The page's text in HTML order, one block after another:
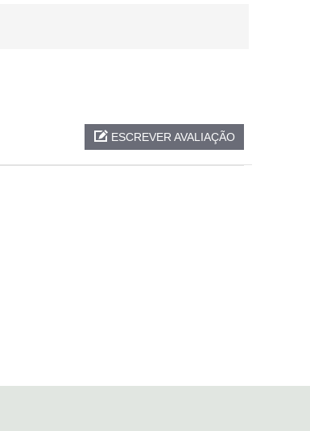
ESCREVER AVALIAÇÃO